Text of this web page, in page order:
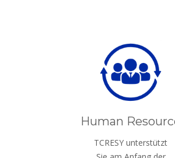
Human
TCRESY unterstützt